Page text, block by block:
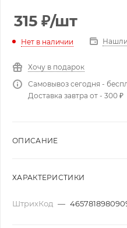
315 ₽/шт
Нет в наличии
Хочу в подарок
Самовывоз сегодня -
Доставка завтра от - 300 ₽
ОПИСАНИЕ
ХАРАКТЕРИСТИКИ
ШтрихКод —